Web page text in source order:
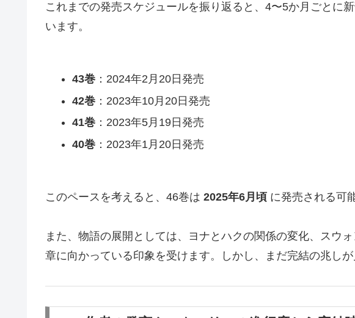
これまでの発売スケジュールを振り返ると、4〜5か月ごとに
います。
43巻：2024年2月20日発売
42巻：2023年10月20日発売
41巻：2023年5月19日発売
40巻：2023年1月20日発売
このペースを考えると、46巻は 2025年6月頃 に発売される可
また、物語の展開としては、ヨナとハクの関係の変化、スウ
章に向かっている印象を受けます。しかし、まだ完結の兆し